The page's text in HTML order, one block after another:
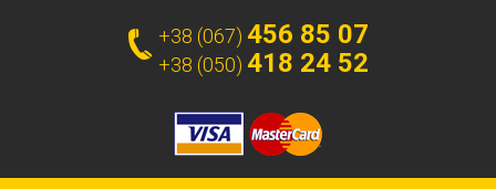
+38 (067) 456 85 07
+38 (050) 418 24 52